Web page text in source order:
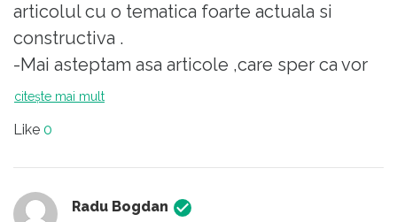
articolul cu o tematica foarte actuala si
constructiva .
-Mai asteptam asa articole ,care sper ca vor
trezi multe ,,mintii bolnave de mentalitatea
Andreea Esca, precum ca tot pe acolo ,in jud
Botosani ,,un popa ( cu minta bolnava )
citește mai mult
Like 0
Radu Bogdan